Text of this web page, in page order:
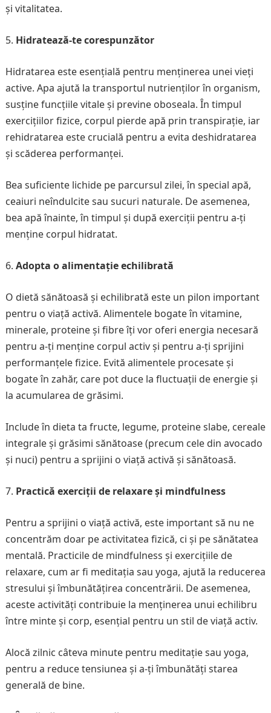
și vitalitatea.
Hidratează-te corespunzător
Hidratarea este esențială pentru menținerea unei vieți
active. Apa ajută la transportul nutrienților în organism,
susține funcțiile vitale și previne oboseala. În timpul
exercițiilor fizice, corpul pierde apă prin transpirație, iar
rehidratarea este crucială pentru a evita deshidratarea
și scăderea performanței.
Bea suficiente lichide pe parcursul zilei, în special apă,
ceaiuri neîndulcite sau sucuri naturale. De asemenea,
bea apă înainte, în timpul și după exerciții pentru a-ți
menține corpul hidratat.
Adopta o alimentație echilibrată
O dietă sănătoasă și echilibrată este un pilon important
pentru o viață activă. Alimentele bogate în vitamine,
minerale, proteine și fibre îți vor oferi energia necesară
pentru a-ți menține corpul activ și pentru a-ți sprijini
performanțele fizice. Evită alimentele procesate și
bogate în zahăr, care pot duce la fluctuații de energie și
la acumularea de grăsimi.
Include în dieta ta fructe, legume, proteine slabe, cereale
integrale și grăsimi sănătoase (precum cele din avocado
și nuci) pentru a sprijini o viață activă și sănătoasă.
Practică exerciții de relaxare și mindfulness
Pentru a sprijini o viață activă, este important să nu ne
concentrăm doar pe activitatea fizică, ci și pe sănătatea
mentală. Practicile de mindfulness și exercițiile de
relaxare, cum ar fi meditația sau yoga, ajută la reducerea
stresului și îmbunătățirea concentrării. De asemenea,
aceste activități contribuie la menținerea unui echilibru
între minte și corp, esențial pentru un stil de viață activ.
Alocă zilnic câteva minute pentru meditație sau yoga,
pentru a reduce tensiunea și a-ți îmbunătăți starea
generală de bine.